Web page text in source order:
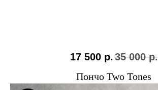
17 500 р.35 000 р.
Пончо Two Tones